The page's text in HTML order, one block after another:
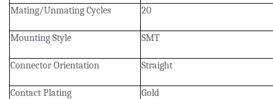
Mating/Unmating Cycles 20
Mounting Style SMT
Connector Orientation Straight
Contact Plating Gold